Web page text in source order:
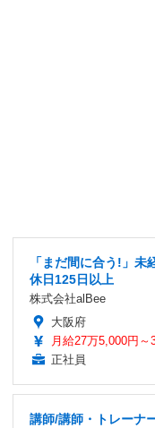
「まだ間に合う!」
休日125日以上
株式会社alBee
大阪府
月給27万5,000円～
正社員
講師/講師・トレーナ